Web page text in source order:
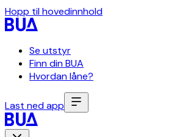
Hopp til hovedinnhold
Se utstyr
Finn din BUA
Hvordan låne?
Last ned app